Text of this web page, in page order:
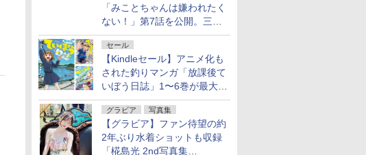
「みことちゃんは嫌われたく
ない！」第7話を公開。三角
じゃない方か
セール
【Kindleセール】アニメ化も
された釣りマンガ「放課後て
いぼう日誌」1〜6巻が最大
50％オフのセール中！
グラビア 写真集
【グラビア】ファン待望の約
2年ぶり水着ショットも収録
「椛島光 2nd写真集